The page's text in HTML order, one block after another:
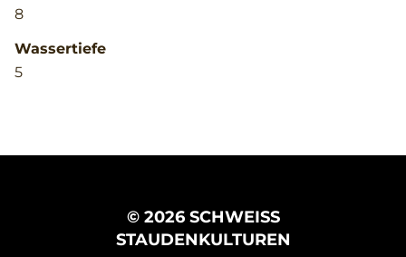
8
Wassertiefe
5
© 2026 SCHWEISS
STAUDENKULTUREN